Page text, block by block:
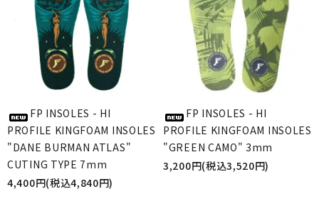
FP INSOLES - HI
PROFILE KINGFOAM INSOLES
"DANE BURMAN ATLAS"
CUTING TYPE 7mm
4,400円(税込4,840円)
FP INSOLES - HI
PROFILE KINGFOAM INSOLES
"GREEN CAMO" 3mm
3,200円(税込3,520円)